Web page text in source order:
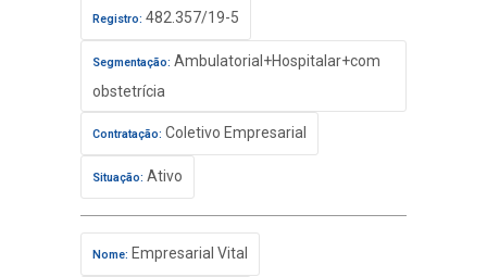
Registro: 482.357/19-5
Segmentação: Ambulatorial+Hospitalar+com
obstetrícia
Contratação: Coletivo Empresarial
Situação: Ativo
Nome: Empresarial Vital